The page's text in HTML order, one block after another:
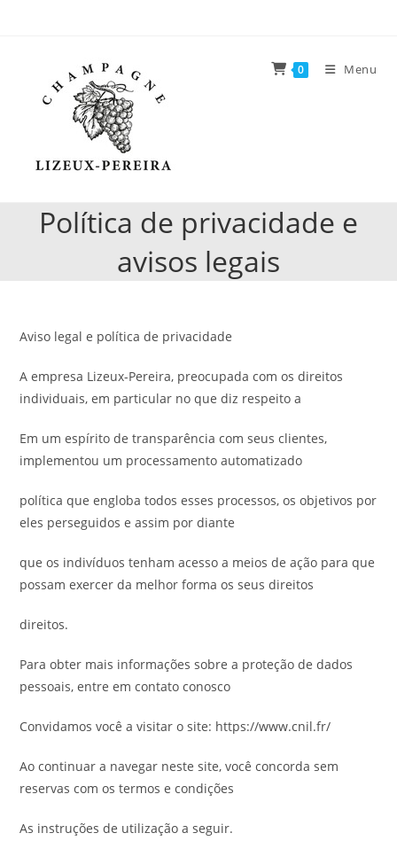
0 Menu
Política de privacidade e
avisos legais
Aviso legal e política de privacidade
A empresa Lizeux-Pereira, preocupada com os direitos
individuais, em particular no que diz respeito a
Em um espírito de transparência com seus clientes,
implementou um processamento automatizado
política que engloba todos esses processos, os objetivos por
eles perseguidos e assim por diante
que os indivíduos tenham acesso a meios de ação para que
possam exercer da melhor forma os seus direitos
direitos.
Para obter mais informações sobre a proteção de dados
pessoais, entre em contato conosco
Convidamos você a visitar o site: https://www.cnil.fr/
Ao continuar a navegar neste site, você concorda sem
reservas com os termos e condições
As instruções de utilização a seguir.